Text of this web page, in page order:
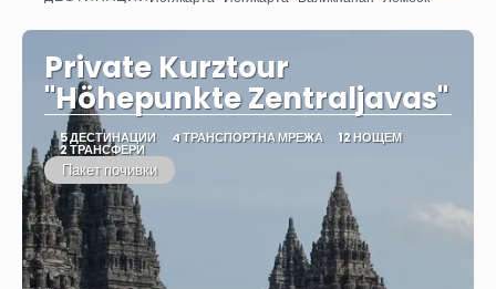
Вижте
Private Kurztour
"Höhepunkte Zentraljavas"
5 ДЕСТИНАЦИИ 4 ТРАНСПОРТНА МРЕЖА 12 НОЩЕМ
2 ТРАНСФЕРИ
Пакет почивки